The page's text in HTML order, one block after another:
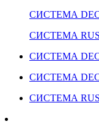
СИСТЕМА
СИСТЕМА
СИСТЕМА
СИСТЕМА
СИСТЕМА